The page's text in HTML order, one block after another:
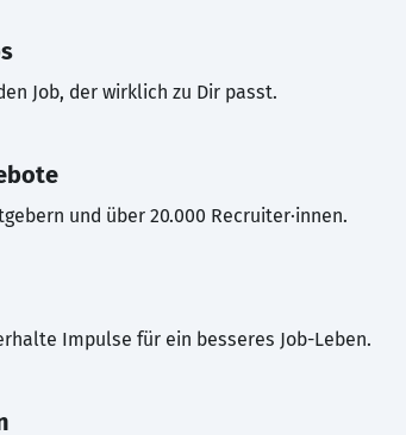
Job, der wirklich zu Dir passt.
und über 20.000 Recruiter·innen.
Impulse für ein besseres Job-Leben.